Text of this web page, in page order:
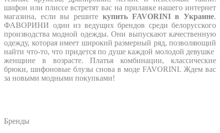
шифон или плиссе встретят вас на прилавке нашего интернет
магазина, если вы решите купить FAVORINI в Украине.
ФАВОРИНИ один из ведущих брендов среди белорусского
производства модной одежды. Они выпускают качественную
одежду, которая имеет широкий размерный ряд, позволяющий
найти что-то, что придется по душе каждой молодой девушке
женщине в возрасте. Платья комбинации, классические
брюки, шифоновые блузы снова в моде FAVORINI. Ждем вас
за новыми модными покупками!
Бренды